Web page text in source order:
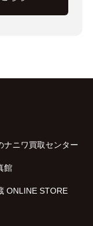
ナニワ買取センター
館
ONLINE STORE